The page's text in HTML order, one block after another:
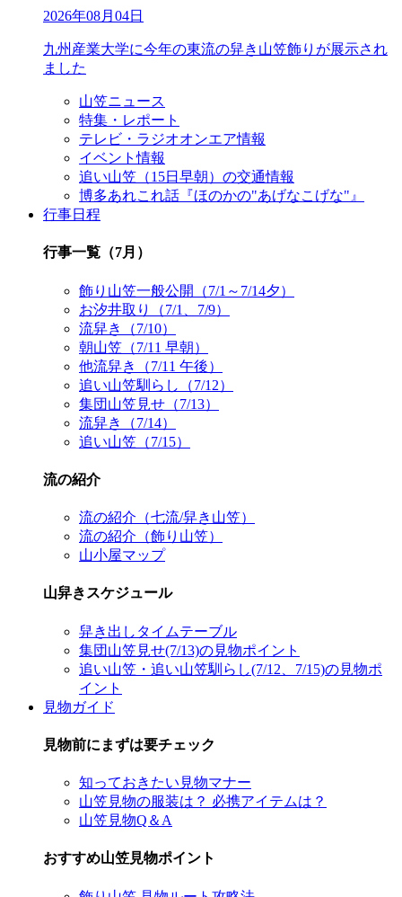
2026年08月04日
九州産業大学に今年の東流の舁き山笠飾りが展示され
ました
山笠ニュース
特集・レポート
テレビ・ラジオオンエア情報
イベント情報
追い山笠（15日早朝）の交通情報
博多あれこれ話『ほのかの"あげなこげな"』
行事日程
行事一覧（7月）
飾り山笠一般公開（7/1～7/14夕）
お汐井取り（7/1、7/9）
流舁き（7/10）
朝山笠（7/11 早朝）
他流舁き（7/11 午後）
追い山笠馴らし（7/12）
集団山笠見せ（7/13）
流舁き（7/14）
追い山笠（7/15）
流の紹介
流の紹介（七流/舁き山笠）
流の紹介（飾り山笠）
山小屋マップ
山舁きスケジュール
舁き出しタイムテーブル
集団山笠見せ(7/13)の見物ポイント
追い山笠・追い山笠馴らし(7/12、7/15)の見物ポ
イント
見物ガイド
見物前にまずは要チェック
知っておきたい見物マナー
山笠見物の服装は？ 必携アイテムは？
山笠見物Q＆A
おすすめ山笠見物ポイント